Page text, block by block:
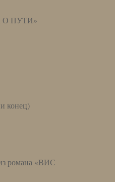
ПУТИ»
конец)
романа «ВИС